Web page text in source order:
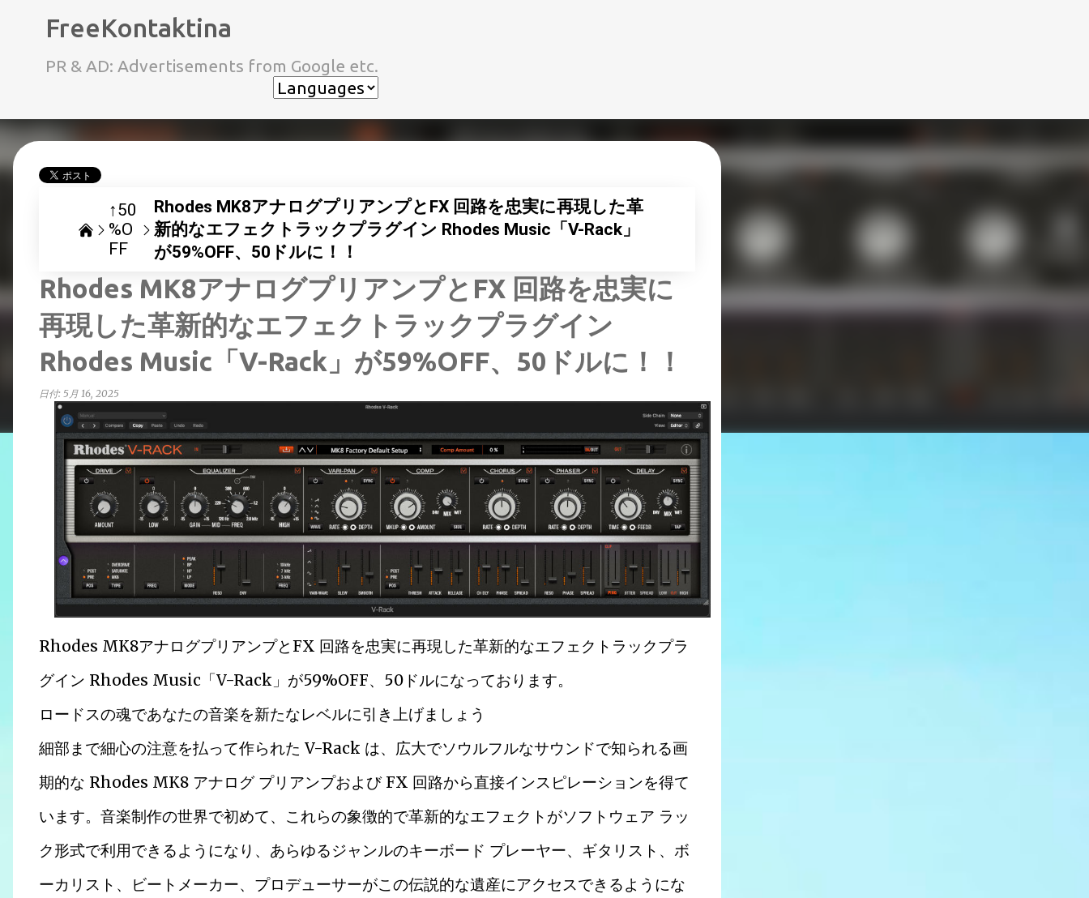
FreeKontaktina
PR & AD: Advertisements from Google etc.
↑50
%O
FF
Rhodes MK8アナログプリアンプとFX 回路を忠実に再現した革
新的なエフェクトラックプラグイン Rhodes Music「V-Rack」
が59%OFF、50ドルに！！
Rhodes MK8アナログプリアンプとFX 回路を忠実に
再現した革新的なエフェクトラックプラグイン
Rhodes Music「V-Rack」が59%OFF、50ドルに！！
日付: 5月 16, 2025
Rhodes MK8アナログプリアンプとFX 回路を忠実に再現した革新的なエフェクトラックプラ
グイン Rhodes Music「V-Rack」が59%OFF、50ドルになっております。
ロードスの魂であなたの音楽を新たなレベルに引き上げましょう
細部まで細心の注意を払って作られた V-Rack は、広大でソウルフルなサウンドで知られる画
期的な Rhodes MK8 アナログ プリアンプおよび FX 回路から直接インスピレーションを得て
います。音楽制作の世界で初めて、これらの象徴的で革新的なエフェクトがソフトウェア ラッ
ク形式で利用できるようになり、あらゆるジャンルのキーボード プレーヤー、ギタリスト、ボ
ーカリスト、ビートメーカー、プロデューサーがこの伝説的な遺産にアクセスできるようにな